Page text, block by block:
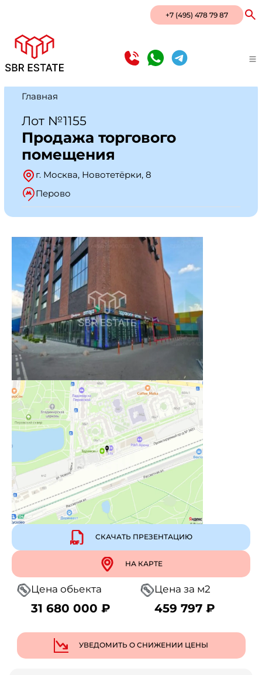
+7 (495) 478 79 87
Главная
Лот №1155
Продажа торгового
помещения
г. Москва, Новотетёрки, 8
Перово
СКАЧАТЬ ПРЕЗЕНТАЦИЮ
НА КАРТЕ
Цена обьекта
31 680 000 ₽
Цена за м2
459 797 ₽
УВЕДОМИТЬ О СНИЖЕНИИ ЦЕНЫ